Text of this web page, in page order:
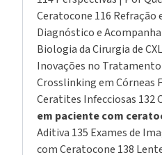
Ceratocone 116 Refração
Diagnóstico e
Biologia da Cirurgia de
Inovações no
Crosslinking em Córneas
Ceratites Infecciosas 132
em paciente com
Aditiva 135 Exames de
com Ceratocone 138